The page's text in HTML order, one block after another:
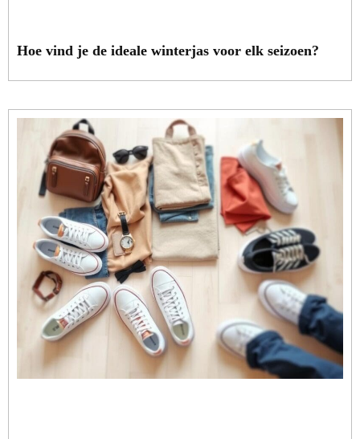
Hoe vind je de ideale winterjas voor elk seizoen?